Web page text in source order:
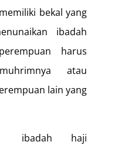
bekal yang
ibadah
harus
atau
lain yang
ibadah haji